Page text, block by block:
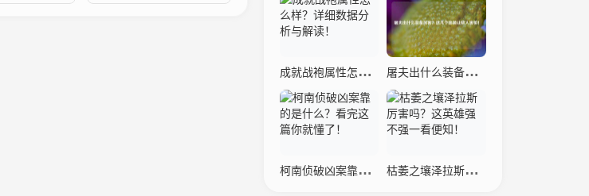
成就战袍属性怎么样？详细数据分析与解读！ 屠夫出什么装备厉害？这几个出装让敌人害怕！
柯南侦破凶案靠的是什么？看完这篇你就懂了！ 枯萎之壤泽拉斯厉害吗？这英雄强不强一看便知！